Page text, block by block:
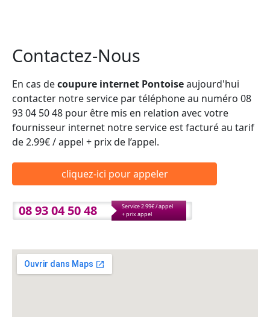
Contactez-Nous
En cas decoupure internet Pontoiseaujourd'hui
contacter notre service par téléphone au numéro 08
93 04 50 48 pour être mis en relation avec votre
fournisseur internet notre service est facturé au tarif
de 2.99€ / appel + prix de l’appel.
cliquez-ici pour appeler
08 93 04 50 48
Service 2.99€ / appel
+ prix appel